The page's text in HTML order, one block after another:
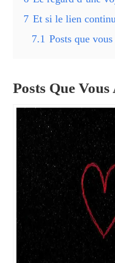
7 Et si le lien
7.1 Posts que
Posts Que